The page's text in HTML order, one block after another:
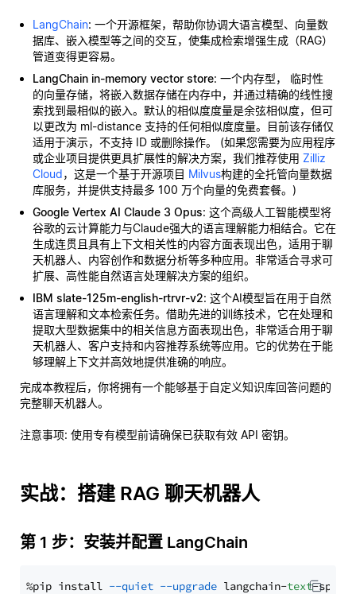
LangChain: 一个开源框架，帮助你协调大语言模型、向量数
据库、嵌入模型等之间的交互，使集成检索增强生成（RAG）
管道变得更容易。
LangChain in-memory vector store: 一个内存型， 临时性
的向量存储，将嵌入数据存储在内存中，并通过精确的线性搜
索找到最相似的嵌入。默认的相似度度量是余弦相似度，但可
以更改为 ml-distance 支持的任何相似度度量。目前该存储仅
适用于演示，不支持 ID 或删除操作。 (如果您需要为应用程序
或企业项目提供更具扩展性的解决方案，我们推荐使用 Zilliz
Cloud，这是一个基于开源项目 Milvus构建的全托管向量数据
库服务，并提供支持最多 100 万个向量的免费套餐。)
Google Vertex AI Claude 3 Opus: 这个高级人工智能模型将
谷歌的云计算能力与Claude强大的语言理解能力相结合。它在
生成连贯且具有上下文相关性的内容方面表现出色，适用于聊
天机器人、内容创作和数据分析等多种应用。非常适合寻求可
扩展、高性能自然语言处理解决方案的组织。
IBM slate-125m-english-rtrvr-v2: 这个AI模型旨在用于自然
语言理解和文本检索任务。借助先进的训练技术，它在处理和
提取大型数据集中的相关信息方面表现出色，非常适合用于聊
天机器人、客户支持和内容推荐系统等应用。它的优势在于能
够理解上下文并高效地提供准确的响应。
完成本教程后，你将拥有一个能够基于自定义知识库回答问题的
完整聊天机器人。
注意事项: 使用专有模型前请确保已获取有效 API 密钥。
实战：搭建 RAG 聊天机器人
第 1 步：安装并配置 LangChain
%pip install --quiet --upgrade langchain-text